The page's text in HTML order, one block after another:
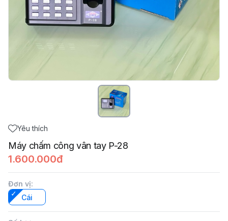
Yêu thích
Máy chấm công vân tay P-28
1.600.000đ
Đơn vị:
Cái